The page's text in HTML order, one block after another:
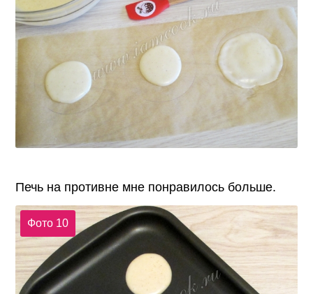
Печь на противне мне понравилось больше.
Фото 10